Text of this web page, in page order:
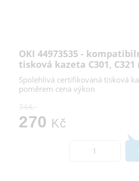
OKI 44973535 -
tisková kazeta C301,
Spolehlivá certifikovaná tisková
poměrem cena výkon
344,-
270 Kč